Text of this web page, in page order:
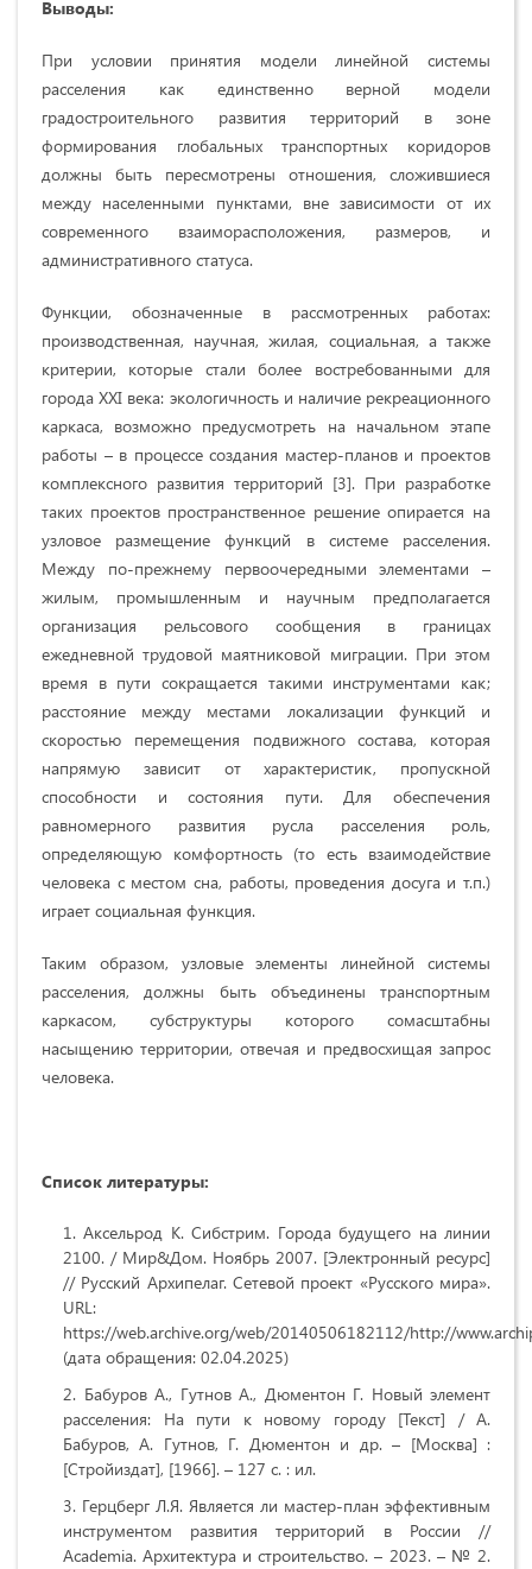
Выводы:
При условии принятия модели линейной системы
расселения как единственно верной модели
градостроительного развития территорий в зоне
формирования глобальных транспортных коридоров
должны быть пересмотрены отношения, сложившиеся
между населенными пунктами, вне зависимости от их
современного взаиморасположения, размеров, и
административного статуса.
Функции, обозначенные в рассмотренных работах:
производственная, научная, жилая, социальная, а также
критерии, которые стали более востребованными для
города XXI века: экологичность и наличие рекреационного
каркаса, возможно предусмотреть на начальном этапе
работы – в процессе создания мастер-планов и проектов
комплексного развития территорий [3]. При разработке
таких проектов пространственное решение опирается на
узловое размещение функций в системе расселения.
Между по-прежнему первоочередными элементами –
жилым, промышленным и научным предполагается
организация рельсового сообщения в границах
ежедневной трудовой маятниковой миграции. При этом
время в пути сокращается такими инструментами как;
расстояние между местами локализации функций и
скоростью перемещения подвижного состава, которая
напрямую зависит от характеристик, пропускной
способности и состояния пути. Для обеспечения
равномерного развития русла расселения роль,
определяющую комфортность (то есть взаимодействие
человека с местом сна, работы, проведения досуга и т.п.)
играет социальная функция.
Таким образом, узловые элементы линейной системы
расселения, должны быть объединены транспортным
каркасом, субструктуры которого сомасштабны
насыщению территории, отвечая и предвосхищая запрос
человека.
Список литературы:
Аксельрод К. Сибстрим. Города будущего на линии
2100. / Мир&Дом. Ноябрь 2007. [Электронный ресурс]
// Русский Архипелаг. Сетевой проект «Русского мира».
URL:
https://web.archive.org/web/20140506182112/http://
(дата обращения: 02.04.2025)
Бабуров А., Гутнов А., Дюментон Г. Новый элемент
расселения: На пути к новому городу [Текст] / А.
Бабуров, А. Гутнов, Г. Дюментон и др. – [Москва] :
[Стройиздат], [1966]. – 127 с. : ил.
Герцберг Л.Я. Является ли мастер-план эффективным
инструментом развития территорий в России //
Academia. Архитектура и строительство. – 2023. – № 2.